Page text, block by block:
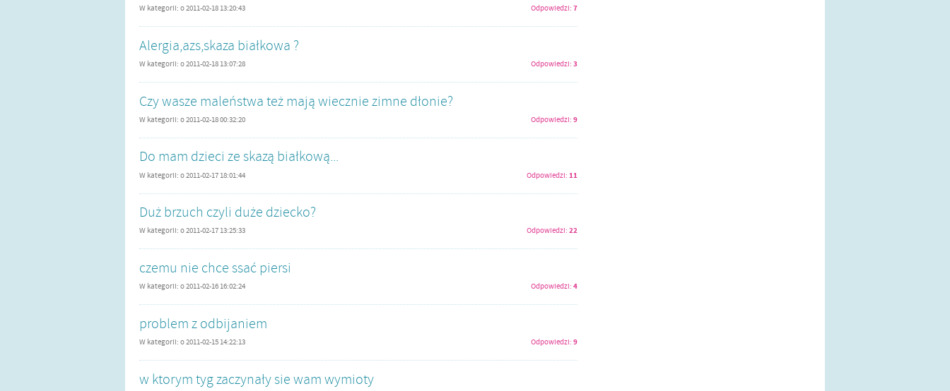
W kategorii: o2011-02-18 13:20:43 Odpowiedzi: 7
Alergia,azs,skaza białkowa ?
W kategorii: o2011-02-18 13:07:28 Odpowiedzi: 3
Czy wasze maleństwa też mają wiecznie zimne dłonie?
W kategorii: o2011-02-18 00:32:20 Odpowiedzi: 9
Do mam dzieci ze skazą białkową...
W kategorii: o2011-02-17 18:01:44 Odpowiedzi: 11
Duż brzuch czyli duże dziecko?
W kategorii: o2011-02-17 13:25:33 Odpowiedzi: 22
czemu nie chce ssać piersi
W kategorii: o2011-02-16 16:02:24 Odpowiedzi: 4
problem z odbijaniem
W kategorii: o2011-02-15 14:22:13 Odpowiedzi: 9
w ktorym tyg zaczynały sie wam wymioty